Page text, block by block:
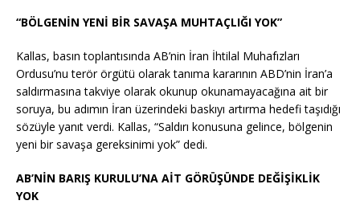
“BÖLGENİN YENİ BİR SAVAŞA MUHTAÇLIĞI YOK”
Kallas, basın toplantısında AB’nin İran İhtilal Muhafızları
Ordusu’nu terör örgütü olarak tanıma kararının ABD’nin İran’a
saldırmasına takviye olarak okunup okunamayacağına ait bir
soruya, bu adımın İran üzerindeki baskıyı artırma hedefi taşıdığı
sözüyle yanıt verdi. Kallas, “Saldırı konusuna gelince, bölgenin
yeni bir savaşa gereksinimi yok” dedi.
AB’NİN BARIŞ KURULU’NA AİT GÖRÜŞÜNDE DEĞİŞİKLİK
YOK